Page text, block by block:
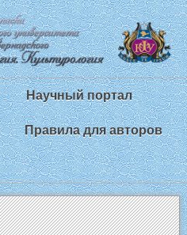
Научный портал
Правила для авторов